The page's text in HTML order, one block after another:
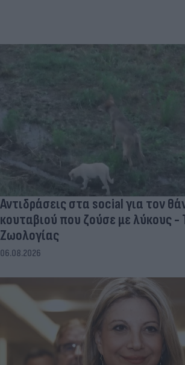
Αντιδράσεις στα social για τον
κουταβιού που ζούσε με λύκους -
Ζωολογίας